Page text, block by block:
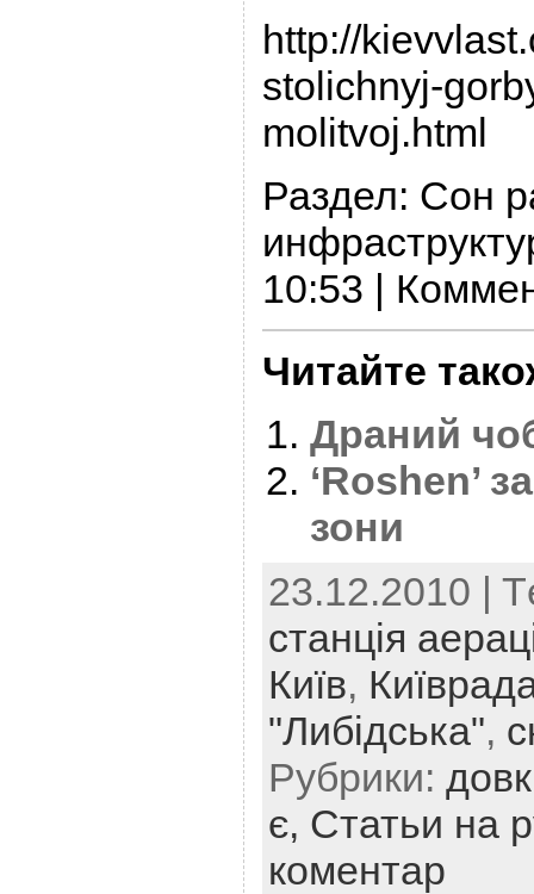
http://
stolichnyj-
molitvoj.html
Раздел: Сон
10:53 |
Читайте
Драний
‘Roshen’
зони
23.12.2010 |
станція
Київ,
"Либідська",
Рубрики:
є, Статьи на
коментар